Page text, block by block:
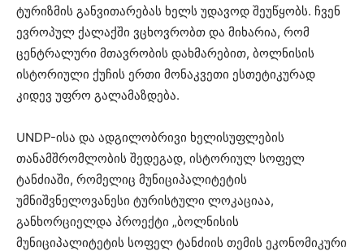
ტურიზმის განვითარებას ხელს უდავოდ შეუწყობს. ჩვენ
ევროპულ ქალაქში ვცხოვრობთ და მიხარია, რომ
ცენტრალური მთავრობის დახმარებით, ბოლნისის
ისტორიული ქუჩის ერთი მონაკვეთი ესთეტიკურად
კიდევ უფრო გალამაზდება.
UNDP-ისა და ადგილობრივი ხელისუფლების
თანამშრომლობის შედეგად, ისტორიულ სოფელ
ტანძიაში, რომელიც მუნიციპალიტეტის
უმნიშვნელოვანესი ტურისტული ლოკაციაა,
განხორციელდა პროექტი „ბოლნისის
მუნიციპალიტეტის სოფელ ტანძიის თემის ეკონომიკური